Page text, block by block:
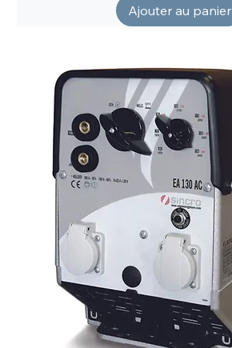
Ajouter au panier